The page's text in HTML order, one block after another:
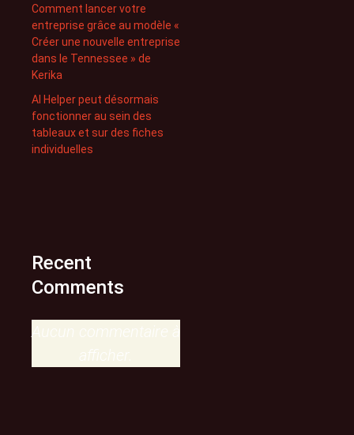
Comment lancer votre
entreprise grâce au modèle «
Créer une nouvelle entreprise
dans le Tennessee » de
Kerika
AI Helper peut désormais
fonctionner au sein des
tableaux et sur des fiches
individuelles
Recent
Comments
Aucun commentaire à
afficher.